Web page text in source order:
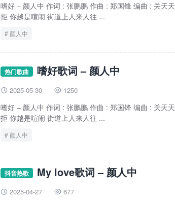
嗜好 – 颜人中 作词 : 张鹏鹏 作曲 : 郑国锋 编曲 : 关天
拒 你越是喧闹 街道上人来人往 ...
颜人中
热门歌曲 嗜好歌词 – 颜人中
 2025-05-30  1250
嗜好 – 颜人中 作词 : 张鹏鹏 作曲 : 郑国锋 编曲 : 关天
拒 你越是喧闹 街道上人来人往 ...
颜人中
抖音热歌 My love歌词 – 颜人中
 2025-04-27  677